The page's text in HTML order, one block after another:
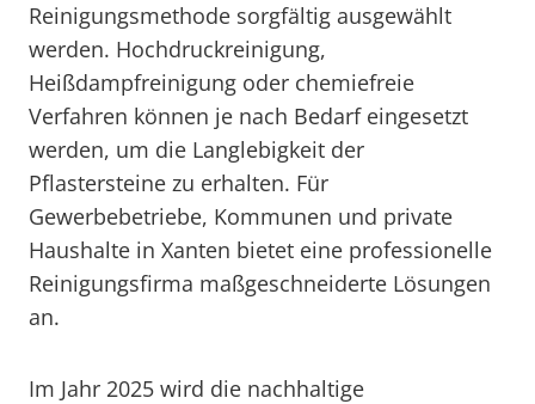
Reinigungsmethode sorgfältig ausgewählt
werden. Hochdruckreinigung,
Heißdampfreinigung oder chemiefreie
Verfahren können je nach Bedarf eingesetzt
werden, um die Langlebigkeit der
Pflastersteine zu erhalten. Für
Gewerbebetriebe, Kommunen und private
Haushalte in Xanten bietet eine professionelle
Reinigungsfirma maßgeschneiderte Lösungen
an.
Im Jahr 2025 wird die nachhaltige